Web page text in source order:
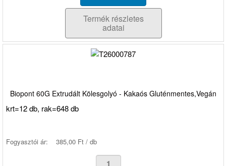
Termék részletes
adatai
Biopont 60G Extrudált Kölesgolyó - Kakaós Gluténmentes,Vegán
krt=12 db, rak=648 db
Fogyasztói ár: 385,00 Ft / db